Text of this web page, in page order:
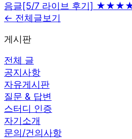
음글[5/7 라이브 후기]
← 전체글보기
게시판
전체 글
공지사항
자유게시판
질문 & 답변
스터디 인증
자기소개
문의/건의사항